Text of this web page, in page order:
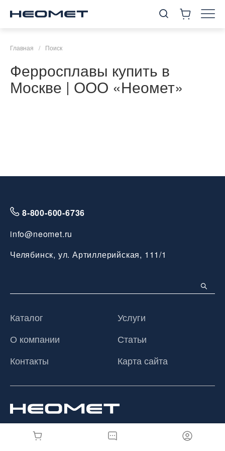
Главная / Поиск
Ферросплавы купить в
Москве | ООО «Неомет»
8-800-600-6736
info@neomet.ru
Челябинск, ул. Артиллерийская, 111/1
Каталог
Услуги
О компании
Статьи
Контакты
Карта сайта
© 2026 ООО «Неомет», Все права защищены